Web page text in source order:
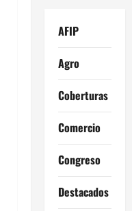
AFIP
Agro
Coberturas
Comercio
Congreso
Destacados